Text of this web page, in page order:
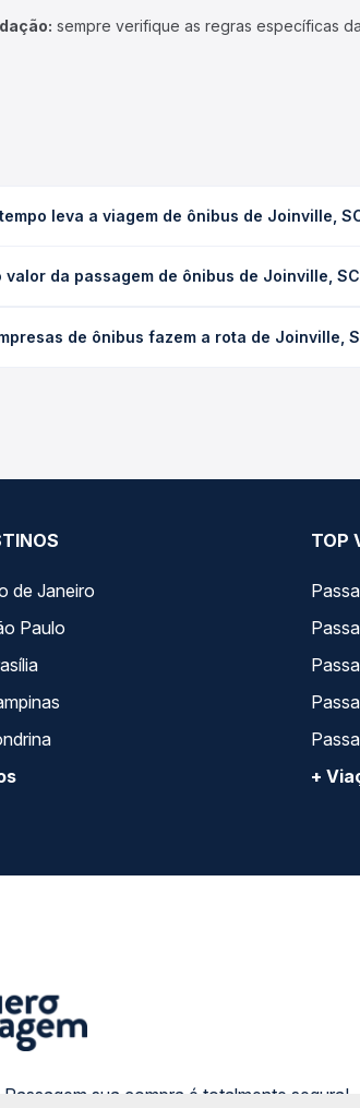
sempre verifique as regras específicas
leva a viagem de ônibus de Joinville,
executivo ou leito) e as
valor da passagem de ônibus de Joinville,
empresa, o tipo de poltrona e a antecedência
de ônibus fazem a rota de Joinville,
de Janeiro
Paulo
TOP
+
Passagem sua compra é totalmente segura!